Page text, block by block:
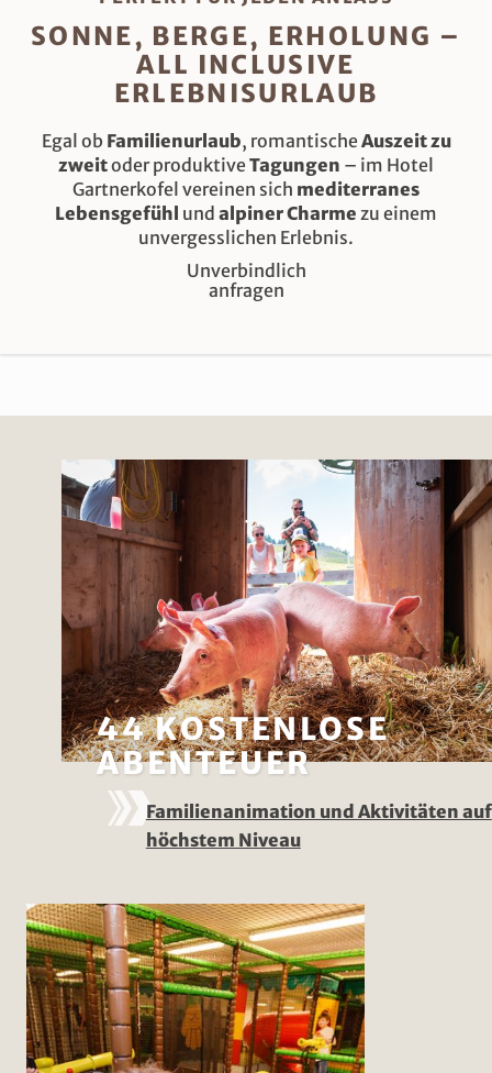
SONNE, BERGE, ERHOLUNG –
ALL INCLUSIVE
ERLEBNISURLAUB
Egal ob Familienurlaub, romantischeAuszeit zu
zweitoder produktiveTagungen – im Hotel
Gartnerkofel vereinen sich mediterranes
Lebensgefühl und alpiner Charme zu einem
unvergesslichen Erlebnis.
Unverbindlich
anfragen
44 KOSTENLOSE
ABENTEUER
Familienanimation und Aktivitäten auf
höchstem Niveau